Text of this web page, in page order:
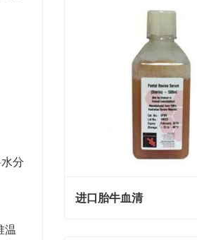
分
温
进口胎牛血清